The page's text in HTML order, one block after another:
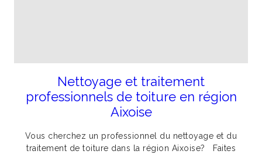
Nettoyage et traitement
professionnels de toiture en région
Aixoise
Vous cherchez un professionnel du nettoyage et du
traitement de toiture dans la région Aixoise? Faites